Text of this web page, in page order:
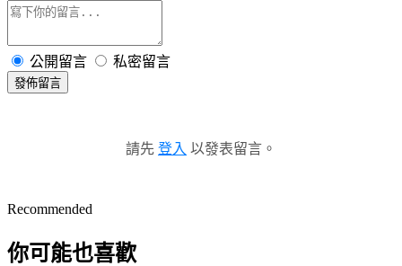
公開留言 私密留言
發佈留言
請先 登入 以發表留言。
Recommended
你可能也喜歡